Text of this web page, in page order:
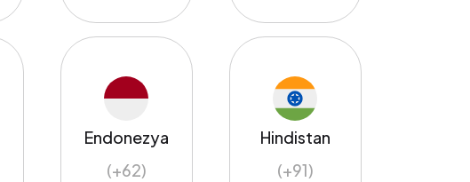
Endonezya
(+62)
Hindistan
(+91)